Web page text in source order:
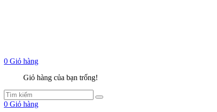
0 Giỏ hàng
Giỏ hàng của bạn trống!
0 Giỏ hàng